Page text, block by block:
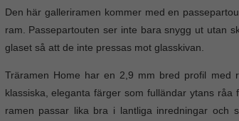
Den här galleriramen kommer med en
ram. Passepartouten ser inte bara snygg ut utan
glaset så att de inte pressas mot glasskivan.
Träramen Home har en 2,9 mm bred profil med
klassiska, eleganta färger som fulländar ytans
ramen passar lika bra i lantliga inredningar och